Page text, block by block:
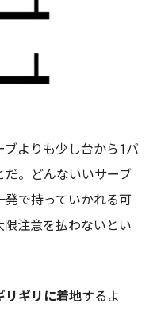
よりも少し台から1バ
だ。どんないいサーブ
発で持っていかれる可
注意を払わないとい
リギリに着地するよ